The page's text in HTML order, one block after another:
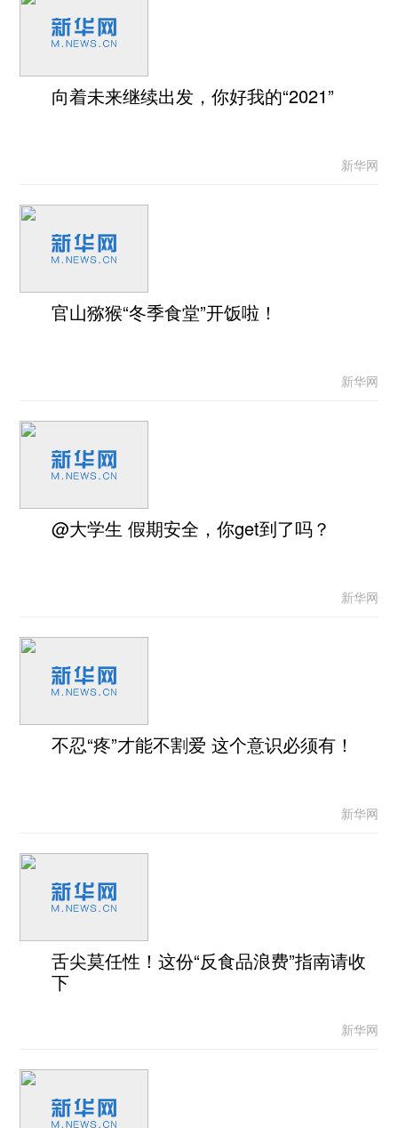
向着未来继续出发，你好我的“2021”
新华网
官山猕猴“冬季食堂”开饭啦！
新华网
@大学生 假期安全，你get到了吗？
新华网
不忍“疼”才能不割爱 这个意识必须有！
新华网
舌尖莫任性！这份“反食品浪费”指南请收
下
新华网